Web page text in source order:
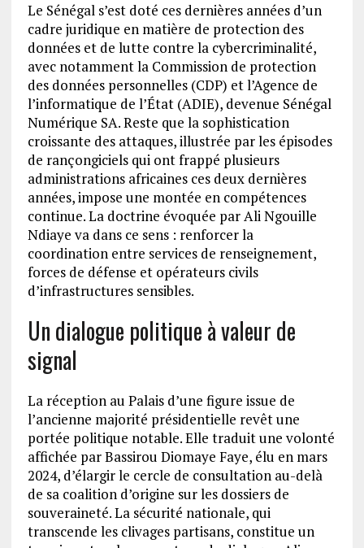
Le Sénégal s’est doté ces dernières années d’un
cadre juridique en matière de protection des
données et de lutte contre la cybercriminalité,
avec notamment la Commission de protection
des données personnelles (CDP) et l’Agence de
l’informatique de l’État (ADIE), devenue Sénégal
Numérique SA. Reste que la sophistication
croissante des attaques, illustrée par les épisodes
de rançongiciels qui ont frappé plusieurs
administrations africaines ces deux dernières
années, impose une montée en compétences
continue. La doctrine évoquée par Ali Ngouille
Ndiaye va dans ce sens : renforcer la
coordination entre services de renseignement,
forces de défense et opérateurs civils
d’infrastructures sensibles.
Un dialogue politique à valeur de
signal
La réception au Palais d’une figure issue de
l’ancienne majorité présidentielle revêt une
portée politique notable. Elle traduit une volonté
affichée par Bassirou Diomaye Faye, élu en mars
2024, d’élargir le cercle de consultation au-delà
de sa coalition d’origine sur les dossiers de
souveraineté. La sécurité nationale, qui
transcende les clivages partisans, constitue un